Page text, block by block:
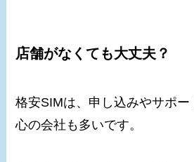
店舗がなくても大丈夫？
格安SIMは、申し込みやサポー
心の会社も多いです。